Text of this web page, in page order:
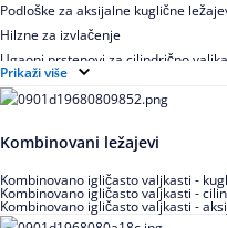
Podloške za aksijalne kuglične
Hilzne za izvlačenje
Ugaoni prstenovi za cilindrično
Prikaži više
Kombinovani ležajevi
Kombinovano igličasto valjkasti -
Kombinovano igličasto valjkasti -
Kombinovano igličasto valjkasti -